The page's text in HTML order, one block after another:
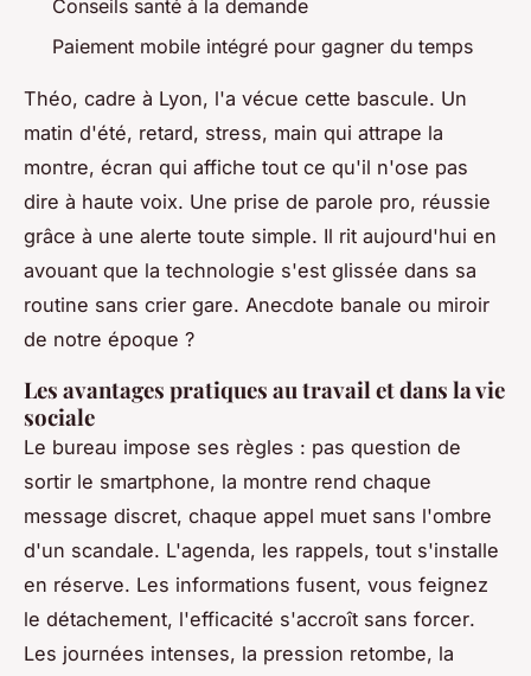
Conseils santé à la demande
Paiement mobile intégré pour gagner du temps
Théo, cadre à Lyon, l'a vécue cette bascule. Un
matin d'été, retard, stress, main qui attrape la
montre, écran qui affiche tout ce qu'il n'ose pas
dire à haute voix. Une prise de parole pro, réussie
grâce à une alerte toute simple. Il rit aujourd'hui en
avouant que la technologie s'est glissée dans sa
routine sans crier gare. Anecdote banale ou miroir
de notre époque ?
Les avantages pratiques au travail et dans la vie
sociale
Le bureau impose ses règles : pas question de
sortir le smartphone, la montre rend chaque
message discret, chaque appel muet sans l'ombre
d'un scandale. L'agenda, les rappels, tout s'installe
en réserve. Les informations fusent, vous feignez
le détachement, l'efficacité s'accroît sans forcer.
Les journées intenses, la pression retombe, la